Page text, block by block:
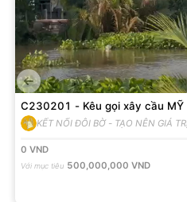
C230201 - Kêu gọi xây cầu MỸ
LongKẾT NỐI ĐÔI BỜ - TẠO NÊN GIÁ
0 VND
Với mục tiêu 500,000,000 VND